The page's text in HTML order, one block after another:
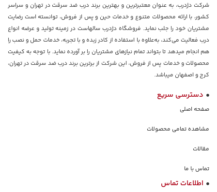
شرکت دژدرب، به عنوان معتبرترین و بهترین برند درب ضد سرقت در تهران و سراسر
کشور، با ارائه محصولات متنوع و خدمات حین و پس از فروش، توانسته است رضایت
مشتریان خود را جلب نماید. فروشگاه دژدرب سالهاست در زمینه تولید و عرضه انواع
درب فعالیت می‌کند، به‌علاوه با استفاده از کادر زبده و با تجربه، خدمات حمل و نصب را
هم انجام میدهد تا بتواند تمام نیازهای مشتریان را بر آورده نماید. با توجه به کیفیت
محصولات و خدمات پس از فروش، این شرکت از برترین برند درب ضد سرقت در تهران،
کرج و اصفهان میباشد.
دسترسی سریع
صفحه اصلی
مشاهده تمامی محصولات
مقالات
تماس با ما
اطلاعات تماس